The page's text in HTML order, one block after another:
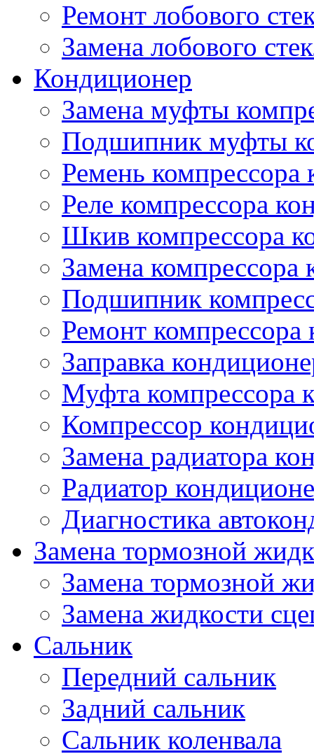
Ремонт лобового
Замена лобового
Кондиционер
Замена муфты
Подшипник муфты
Ремень компрессора
Реле компрессора
Шкив компрессора
Замена компрессора
Подшипник
Ремонт компрессора
Заправка
Муфта компрессора
Компрессор
Замена радиатора
Радиатор
Диагностика
Замена тормозной
Замена тормозной
Замена жидкости
Сальник
Передний сальник
Задний сальник
Сальник коленвала